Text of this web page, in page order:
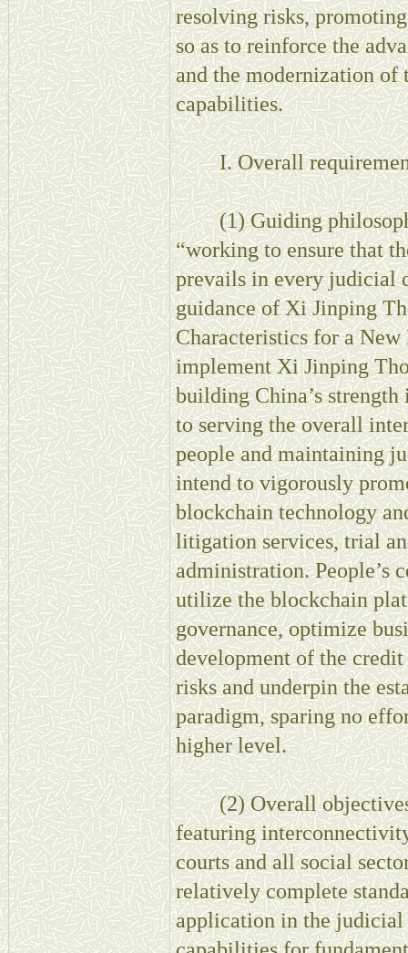
resolving risks,
so as to reinforce the
and the modernization
capabilities.
I. Overall
(1) Guiding
“working to ensure that
prevails in every judicial
guidance of Xi Jinping
Characteristics for a
implement Xi Jinping
building China’s
to serving the overall
people and maintaining
intend to vigorously
blockchain technology
litigation services, trial
administration. People’s
utilize the blockchain
governance, optimize
development of the
risks and underpin the
paradigm, sparing no
higher level.
(2) Overall objectives.
featuring
courts and all social
relatively complete
application in the